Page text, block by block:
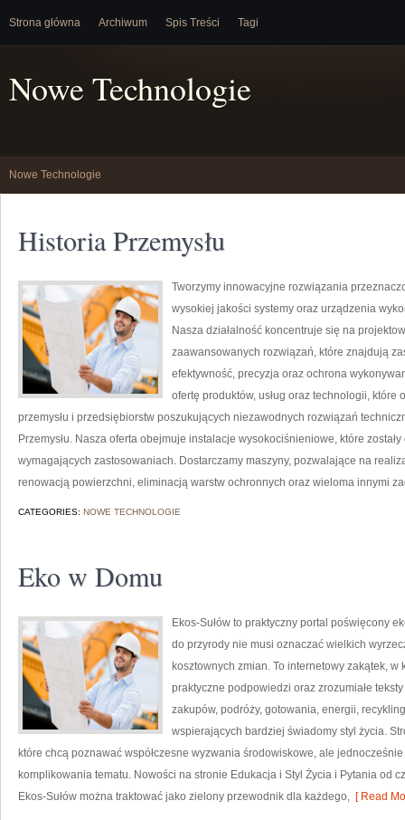
Strona główna Archiwum Spis Treści Tagi
Nowe Technologie
Nowe Technologie
Historia Przemysłu
Tworzymy innowacyjne rozwiązania
wysokiej jakości systemy oraz urządzenia
Nasza działalność koncentruje się na
zaawansowanych rozwiązań, które znajdują
efektywność, precyzja oraz ochrona
ofertę produktów, usług oraz technologii,
przemysłu i przedsiębiorstw poszukujących niezawodnych rozwiązań
Przemysłu. Nasza oferta obejmuje instalacje wysokociśnieniowe, które
wymagających zastosowaniach. Dostarczamy maszyny, pozwalające na
renowacją powierzchni, eliminacją warstw ochronnych oraz wieloma innymi
CATEGORIES: NOWE TECHNOLOGIE
Eko w Domu
Ekos-Sułów to praktyczny portal poświęcony
do przyrody nie musi oznaczać wielkich
kosztownych zmian. To internetowy zakątek,
praktyczne podpowiedzi oraz zrozumiałe
zakupów, podróży, gotowania, energii,
wspierających bardziej świadomy styl życia.
które chcą poznawać współczesne wyzwania środowiskowe, ale
komplikowania tematu. Nowości na stronie Edukacja i Styl Życia i Pytania od
Ekos-Sułów można traktować jako zielony przewodnik dla każdego, [ Read